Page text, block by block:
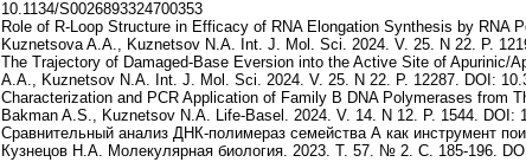
10.1134/S0026893324700353
Role of R-Loop Structure in Efficacy of RNA Elongation Synthesis by
Kuznetsova A.A., Kuznetsov N.A. Int. J. Mol. Sci. 2024. V. 25. N 22. P.
The Trajectory of Damaged-Base Eversion into the Active Site of Apurinic/
A.A., Kuznetsov N.A. Int. J. Mol. Sci. 2024. V. 25. N 22. P. 12287. DOI:
Characterization and PCR Application of Family B DNA Polymerases
Bakman A.S., Kuznetsov N.A. Life-Basel. 2024. V. 14. N 12. P. 1544. DOI:
Сравнительный анализ ДНК-полимераз семейства А как инструмент
Кузнецов Н.А. Молекулярная биология. 2023. Т. 57. № 2. С. 185-196.